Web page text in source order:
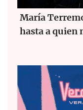
María
hasta a quien